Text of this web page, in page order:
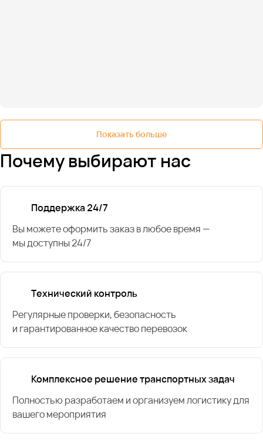
Показать больше
Почему выбирают нас
Поддержка 24/7
Вы можете оформить заказ в любое время —
мы доступны 24/7
Технический контроль
Регулярные проверки, безопасность
и гарантированное качество перевозок
Комплексное решение транспортных задач
Полностью разработаем и организуем логистику для
вашего мероприятия